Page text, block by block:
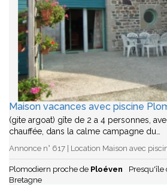
Maison vacances avec piscine
(gite argoat) gîte de 2 a 4 personnes,
chauffée, dans la calme campagne du…
Annonce n° 617 | Location Maison avec
Plomodiern proche de Ploéven Presqu'île
Bretagne